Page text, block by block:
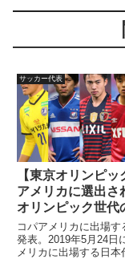
サッカー代表
【東京オリンピッ
アメリカに選出さ
オリンピック世代
ちを紹介
コパアメリカに出場す
発表。2019年5月24日
メリカに出場する日本